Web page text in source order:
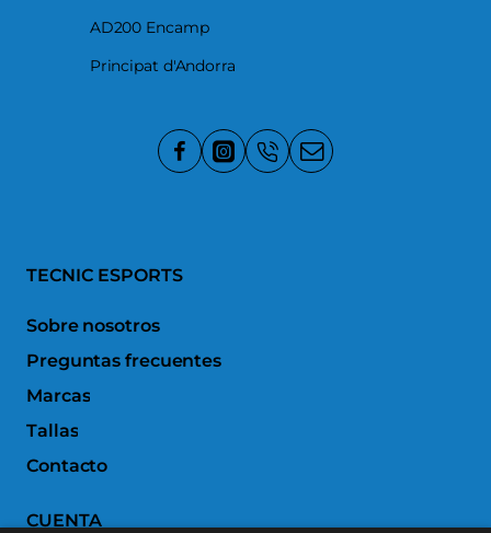
AD200 Encamp
Principat d'Andorra
TECNIC ESPORTS
Sobre nosotros
Preguntas frecuentes
Marcas
Tallas
Contacto
CUENTA